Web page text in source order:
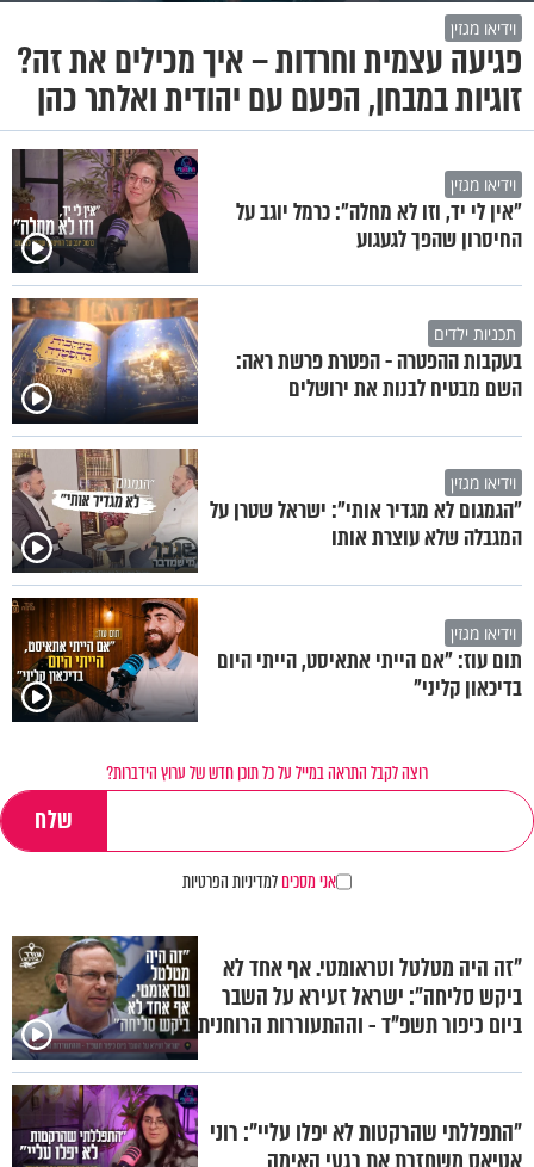
וידיאו מגזין
פגיעה עצמית וחרדות – איך מכילים את זה?
זוגיות במבחן, הפעם עם יהודית ואלתר כהן
וידיאו מגזין
"אין לי יד, וזו לא מחלה": כרמל יוגב על
החיסרון שהפך לגעגוע
תכניות ילדים
בעקבות ההפטרה - הפטרת פרשת ראה:
השם מבטיח לבנות את ירושלים
וידיאו מגזין
"הגמגום לא מגדיר אותי": ישראל שטרן על
המגבלה שלא עוצרת אותו
וידיאו מגזין
תום עוז: "אם הייתי אתאיסט, הייתי היום
בדיכאון קליני"
רוצה לקבל התראה במייל על כל תוכן חדש של ערוץ הידברות?
אני מסכיםלמדיניות הפרטיות
"זה היה מטלטל וטראומטי. אף אחד לא
ביקש סליחה": ישראל זעירא על השבר
ביום כיפור תשפ"ד - וההתעוררות הרוחנית
"התפללתי שהרקטות לא יפלו עליי": רוני